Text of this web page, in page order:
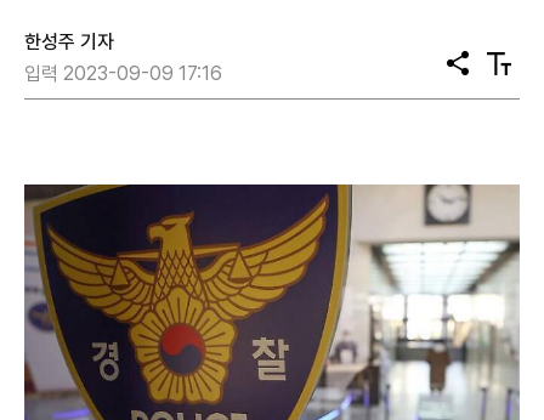
한성주 기자
입력 2023-09-09 17:16
공
유
텍
스